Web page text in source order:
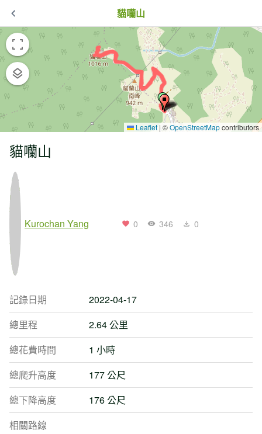
貓囒山
Leaflet | ©OpenStreetMapcontributors
貓囒山
Kurochan Yang 0 346 0
記錄日期
2022-04-17
總里程
2.64 公里
總花費時間
1 小時
總爬升高度
177 公尺
總下降高度
176 公尺
相關路線